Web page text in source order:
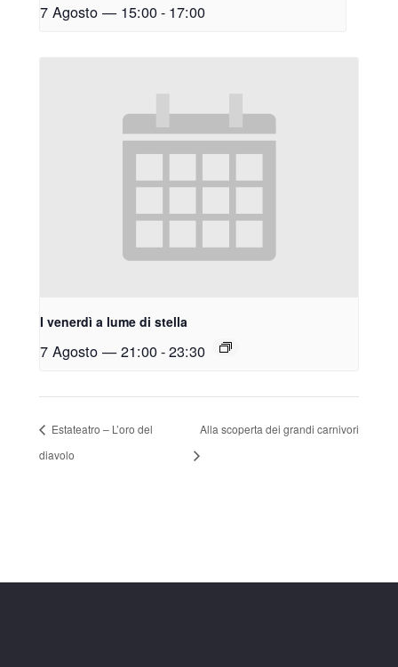
7 Agosto — 15:00- 17:00
I venerdì a lume di stella
7 Agosto — 21:00-23:30
Estateatro – L’oro del
diavolo
Alla scoperta dei grandi carnivori